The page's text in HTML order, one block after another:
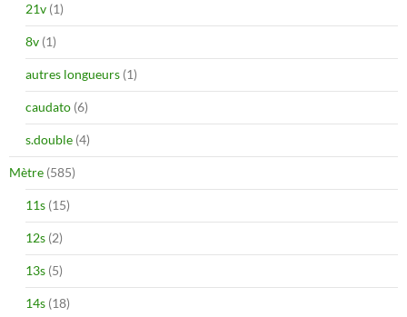
21v (1)
8v (1)
autres longueurs (1)
caudato (6)
s.double (4)
Mètre (585)
11s (15)
12s (2)
13s (5)
14s (18)